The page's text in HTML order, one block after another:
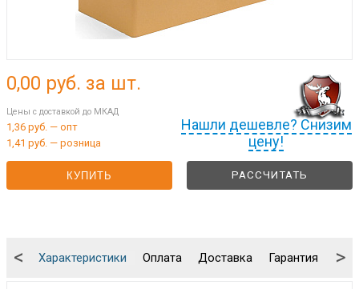
Нашли дешевле? Снизим
цену!
0,00 руб. за шт.
Цены с доставкой до МКАД
1,36 руб. — опт
1,41 руб. — розница
КУПИТЬ РАССЧИТАТЬ
Характеристики Оплата Доставка Гарантия
< >